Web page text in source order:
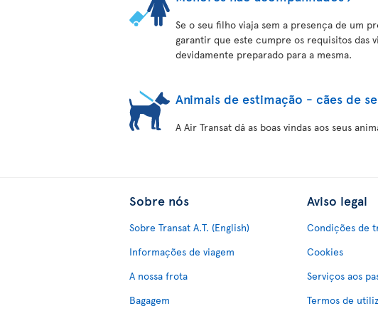
Se o seu filho viaja sem a presença de um
garantir que este cumpre os requisitos das
devidamente preparado para a mesma.
Animais de estimação - cães de
A Air Transat dá as boas vindas aos seus
Sobre nós
Sobre Transat A.T. (English)
Informações de viagem
A nossa frota
Bagagem
Aviso legal
Condições de
Cookies
Serviços aos
Termos de